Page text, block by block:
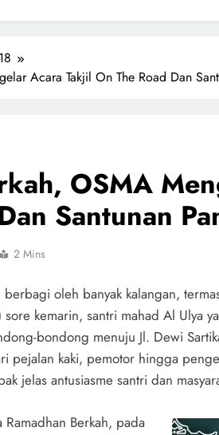
18
Acara Takjil On The Road Dan
OSMA
Santunan
2 Mins
oleh banyak kalangan,
kemarin, santri mahad Al Ulya
bondong menuju Jl. Dewi
pejalan kaki, pemotor hingga
jelas antusiasme santri dan
Berkah, pada